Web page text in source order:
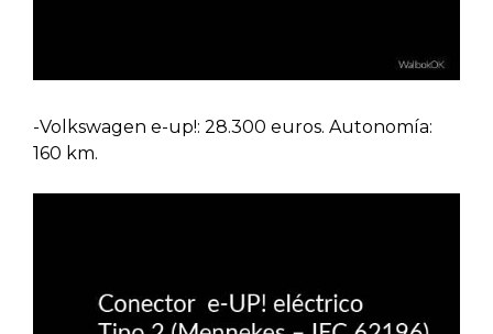
-Volkswagen e-up!: 28.300 euros. Autonomía:
160 km.